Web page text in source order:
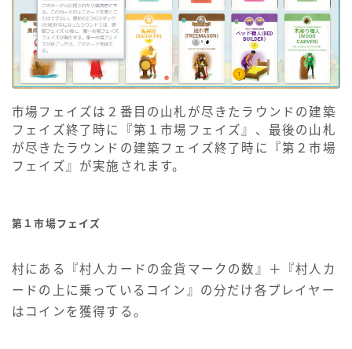
市場フェイズは２番目の山札が尽きたラウンドの建築
フェイズ終了時に『第１市場フェイズ』、最後の山札
が尽きたラウンドの建築フェイズ終了時に『第２市場
フェイズ』が実施されます。
第１市場フェイズ
村にある『村人カードの金貨マークの数』＋『村人カ
ードの上に乗っているコイン』の分だけ各プレイヤー
はコインを獲得する。